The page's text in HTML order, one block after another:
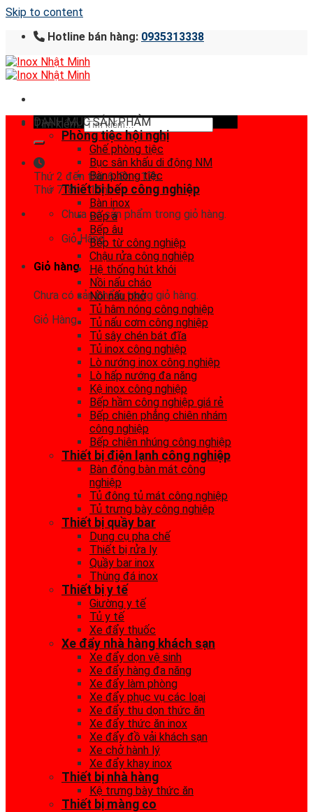
Skip to content
Hotline bán hàng: 0935313338
Tìm kiếm:
Thứ 2 đến thứ 6: 8h - 17h
Thứ 7: 8h - 15h
Chưa có sản phẩm trong giỏ hàng.
Giỏ Hàng
Giỏ hàng
Chưa có sản phẩm trong giỏ hàng.
Giỏ Hàng
DANH MỤC SẢN PHẨM
Phòng tiệc hội nghị
Ghế phòng tiệc
Bục sân khấu di động NM
Bàn phòng tiệc
Thiết bị bếp công nghiệp
Bàn inox
Bếp á
Bếp âu
Bếp từ công nghiệp
Chậu rửa công nghiệp
Hệ thống hút khói
Nồi nấu cháo
Nồi nấu phở
Tủ hâm nóng công nghiệp
Tủ nấu cơm công nghiệp
Tủ sây chén bát đĩa
Tủ inox công nghiệp
Lò nướng inox công nghiệp
Lò hấp nướng đa năng
Kệ inox công nghiệp
Bếp hầm công nghiệp giá rẻ
Bếp chiên phẳng chiên nhám
công nghiệp
Bếp chiên nhúng công nghiệp
Thiết bị điện lạnh công nghiệp
Bàn đông bàn mát công
nghiệp
Tủ đông tủ mát công nghiệp
Tủ trưng bày công nghiệp
Thiết bị quầy bar
Dụng cụ pha chế
Thiết bị rửa ly
Quầy bar inox
Thùng đá inox
Thiết bị y tế
Giường y tế
Tủ y tế
Xe đẩy thuốc
Xe đẩy nhà hàng khách sạn
Xe đẩy dọn vệ sinh
Xe đẩy hàng đa năng
Xe đẩy làm phòng
Xe đẩy phục vụ các loại
Xe đẩy thu dọn thức ăn
Xe đẩy thức ăn inox
Xe đẩy đồ vải khách sạn
Xe chở hành lý
Xe đẩy khay inox
Thiết bị nhà hàng
Kệ trưng bày thức ăn
Thiết bị màng co